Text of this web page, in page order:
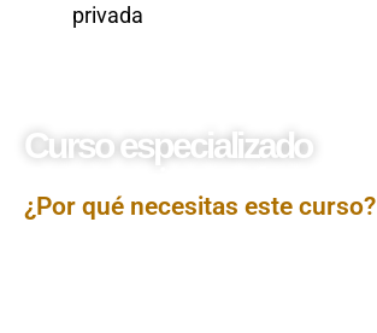
privada
Curso especializado
¿Por qué necesitas este curso?